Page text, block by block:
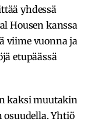
yhdessä
Housen kanssa
viime vuonna ja
etupäässä
kaksi muutakin
Yhtiö